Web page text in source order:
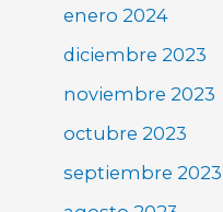
enero 2024
diciembre 2023
noviembre 2023
octubre 2023
septiembre 2023